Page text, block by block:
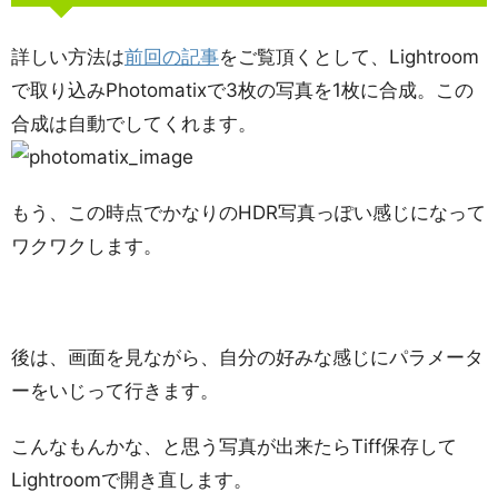
詳しい方法は前回の記事をご覧頂くとして、Lightroom
で取り込みPhotomatixで3枚の写真を1枚に合成。この
合成は自動でしてくれます。
もう、この時点でかなりのHDR写真っぽい感じになって
ワクワクします。
後は、画面を見ながら、自分の好みな感じにパラメータ
ーをいじって行きます。
こんなもんかな、と思う写真が出来たらTiff保存して
Lightroomで開き直します。